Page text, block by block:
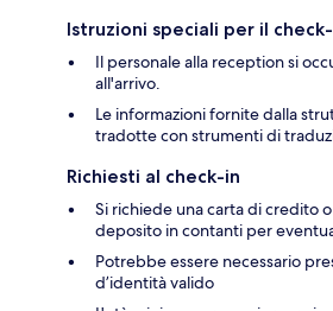
Istruzioni speciali per il
Il personale alla reception si
all'arrivo.
Le informazioni fornite dalla
tradotte con strumenti di
Richiesti al check-in
Si richiede una carta di credito
deposito in contanti per
Potrebbe essere necessario
d’identità valido